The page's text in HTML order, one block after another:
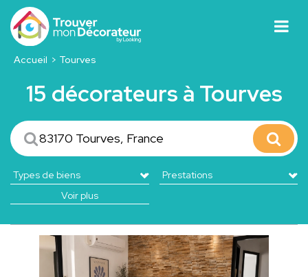
Accueil Tourves
15 décorateurs à Tourves
Voir plus